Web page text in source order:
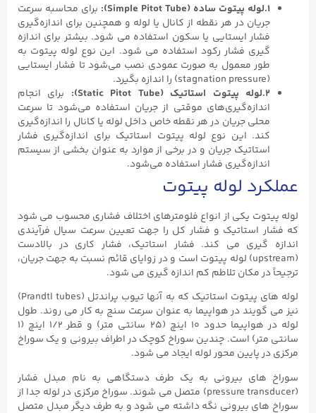
۱.لوله پیتوت ساده (Simple Pitot Tube):
برای محاسبه سرعت
جریان در هر نقطه از کانال یا لوله و همچنین برای اندازه‌گیری
فشار ایستایی یا سکون استفاده می شود. بیشتر برای اندازه
گیری فشار رکود استفاده می شود. این نوع لوله پیتوت به
طور معمول به صورت عمودی نصب می‌شود تا فشار ایستایی
(stagnation pressure) را اندازه بگیرد.
۲.لوله پیتوت استاتیک (Static Pitot Tube):
برای انجام
اندازه‌گیری‌های موقتی از جریان استفاده می‌شود تا سرعت
محلی جریان در هر نقطه خاص داخل لوله یا کانال را اندازه‌گیری
کند. این نوع لوله پیتوت استاتیک برای اندازه‌گیری فشار
استاتیک جریان و در برخی از موارد به عنوان بخشی از سیستم
اندازه‌گیری فشار استفاده می‌شود.
عملکرد لوله پیتوت
لوله پیتوت یکی از انواع فلومترهای اختلاف فشاری محسوب می شود
که فشار استاتیک و فشار کل را جهت تعیین سرعت سیال فرآیندی
اندازه گیری می کند. فشار استاتیک، فشار کاری در بالادست
(upstream) لوله پیتوت است و در زوایای قائم نسبت به جهت جریان،
ترجیحاً در مکان تلاطم کم اندازه گیری می شود.
لوله های پیتوت استاتیک که به آنها تیوب پراندتل (Prandtl tubes)
نیز می گویند در هواپیما به عنوان سرعت سنج به کار می روند. طول
لوله در هواپیما حدود ۱۰ اینچ (۲۵ سانتی متر) و قطر ۱/۲ اینچ (۱
سانتی متر) است. چندین سوراخ کوچک در اطراف بیرونی و یک سوراخ
مرکزی در پایین محور لوله ایجاد می شود.
سوراخ های بیرونی به یک طرف دستگاهی به نام مبدل فشار
(pressure transducer) متصل می شوند. سوراخ مرکزی در لوله جدا از
سوراخ های بیرونی نگه داشته می شود و به طرف دیگر مبدل متصل